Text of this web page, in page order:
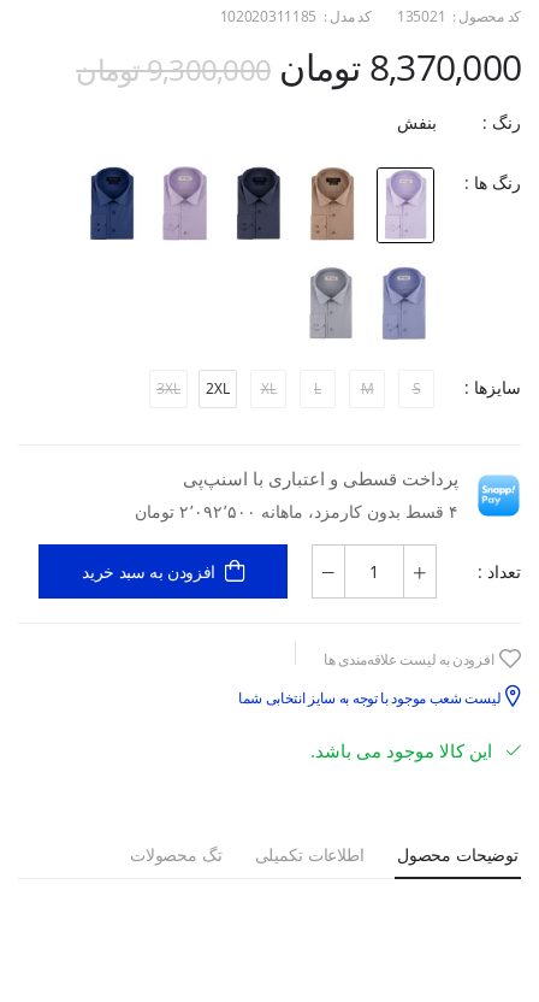
کد محصول : 135021 کد مدل : 102020311185
8,370,000 تومان 9,300,000 تومان
رنگ : بنفش
رنگ ها :
سایزها : S
M
L
XL
2XL
3XL
پرداخت قسطی و اعتباری با اسنپ‌پی
۴ قسط بدون کارمزد، ماهانه ۲٬۰۹۲٬۵۰۰ تومان
تعداد : افزودن به سبد خرید
افزودن به لیست علاقه‌مندی ها
لیست شعب موجود با توجه به سایز انتخابی شما
این کالا موجود می باشد.
توضیحات محصول اطلاعات تکمیلی تگ محصولات